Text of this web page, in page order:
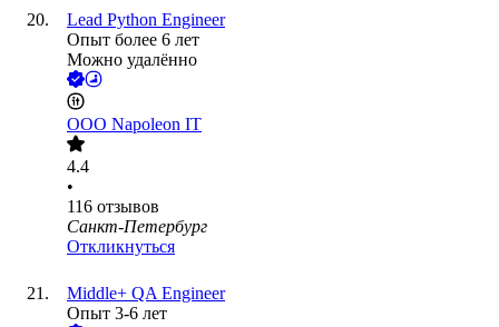
Lead Python Engineer
Опыт более 6 лет
Можно удалённо
ООО Napoleon IT
4.4
•
116 отзывов
Санкт-Петербург
Откликнуться
Middle+ QA Engineer
Опыт 3-6 лет